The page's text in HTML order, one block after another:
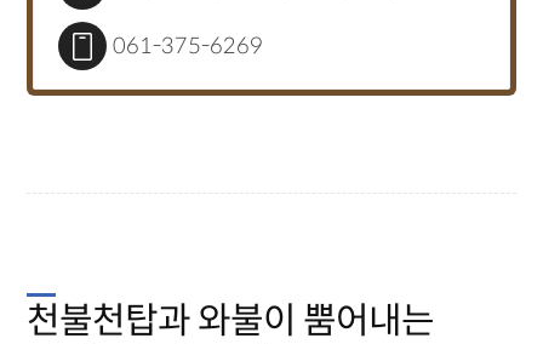
061-375-6269
천불천탑과 와불이 뿜어내는